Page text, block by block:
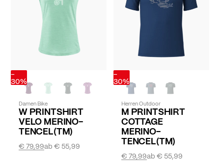
-
30%
Damen Bike
W PRINTSHIRT
VELO MERINO-
TENCEL(TM)
ab€ 55,99
€ 79,99
-
30%
Herren Outdoor
M PRINTSHIRT
COTTAGE
MERINO-
TENCEL(TM)
ab€ 55,99
€ 79,99